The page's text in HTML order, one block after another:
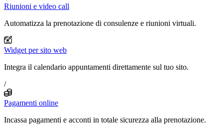
Riunioni e video call
Automatizza la prenotazione di consulenze e riunioni virtuali.
Widget per sito web
Integra il calendario appuntamenti direttamente sul tuo sito.
/
Pagamenti online
Incassa pagamenti e acconti in totale sicurezza alla prenotazione.